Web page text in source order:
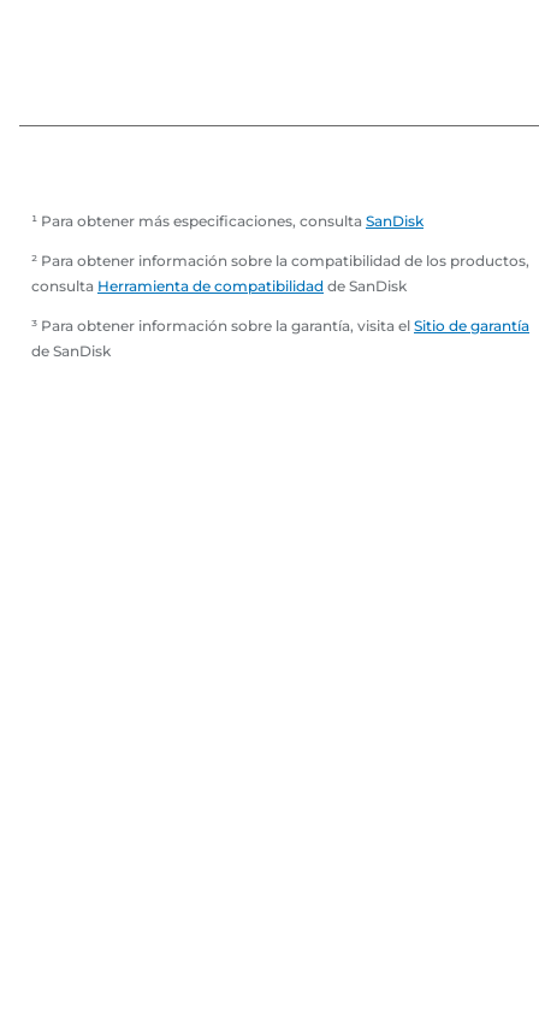
¹ Para obtener más especificaciones, consulta SanDisk
² Para obtener información sobre la compatibilidad de los productos,
consulta Herramienta de compatibilidad de SanDisk
³ Para obtener información sobre la garantía, visita el Sitio de garantía
de SanDisk